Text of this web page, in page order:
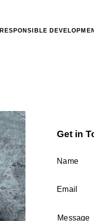
RESPONSIBLE
Get in